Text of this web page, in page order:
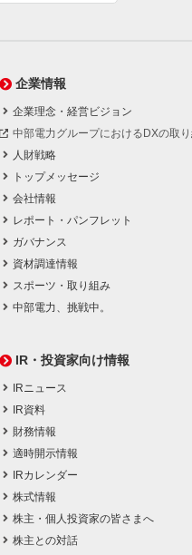
企業情報
企業理念・経営ビジョン
中部電力グループにおけるDXの取
人財戦略
トップメッセージ
会社情報
レポート・パンフレット
ガバナンス
資材調達情報
スポーツ・取り組み
中部電力、挑戦中。
IR・投資家向け情報
IRニュース
IR資料
財務情報
適時開示情報
IRカレンダー
株式情報
株主・個人投資家の皆さまへ
株主との対話